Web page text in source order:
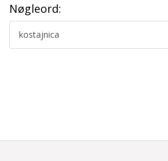
Nøgleord:
kostajnica